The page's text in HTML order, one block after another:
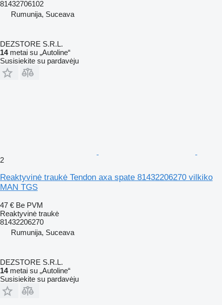
81432706102
Rumunija, Suceava
DEZSTORE S.R.L.
14metai su „Autoline“
Susisiekite su pardavėju
2
Reaktyvinė traukė Tendon axa spate 81432206270 vilkiko
MAN TGS
47 € Be PVM
Reaktyvinė traukė
81432206270
Rumunija, Suceava
DEZSTORE S.R.L.
14metai su „Autoline“
Susisiekite su pardavėju